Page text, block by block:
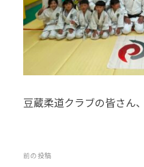
豆蔵柔道クラブの皆さん
投
前の投稿